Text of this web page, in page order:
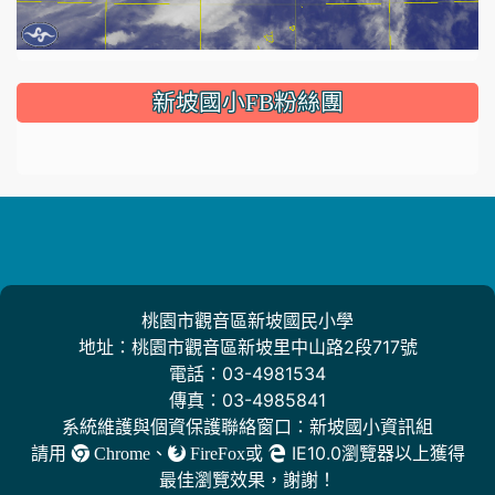
::: 新坡國小FB粉絲團
桃園市觀音區新坡國民小學
地址：桃園市觀音區新坡里中山路2段717號
電話：03-4981534
傳真：03-4985841
系統維護與個資保護聯絡窗口：新坡國小資訊組
請用
Chrome、 FireFox或
IE10.0瀏覽器以上獲得
最佳瀏覽效果，謝謝！